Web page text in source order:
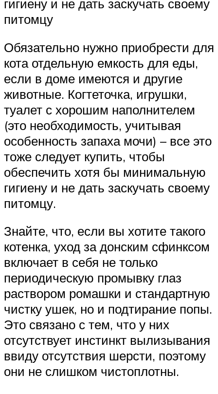
гигиену и не дать заскучать своему
питомцу
Обязательно нужно приобрести для
кота отдельную емкость для еды,
если в доме имеются и другие
животные. Когтеточка, игрушки,
туалет с хорошим наполнителем
(это необходимость, учитывая
особенность запаха мочи) – все это
тоже следует купить, чтобы
обеспечить хотя бы минимальную
гигиену и не дать заскучать своему
питомцу.
Знайте, что, если вы хотите такого
котенка, уход за донским сфинксом
включает в себя не только
периодическую промывку глаз
раствором ромашки и стандартную
чистку ушек, но и подтирание попы.
Это связано с тем, что у них
отсутствует инстинкт вылизывания
ввиду отсутствия шерсти, поэтому
они не слишком чистоплотны.